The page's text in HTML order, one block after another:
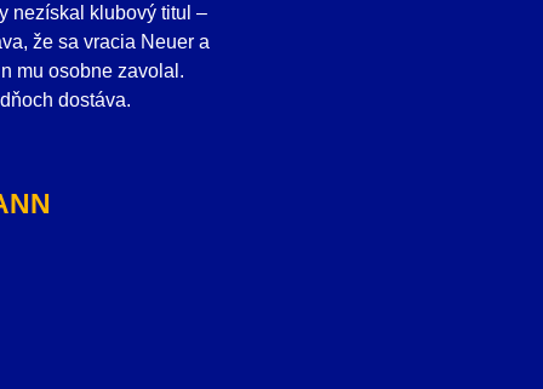
nezískal klubový titul –
že sa vracia Neuer a
mu osobne zavolal.
dostáva.